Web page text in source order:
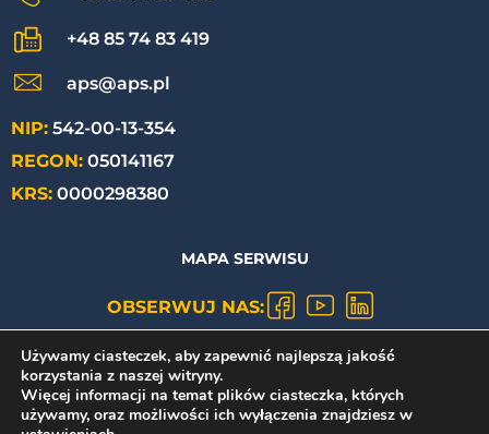
+48 85 74 83 419
aps@aps.pl
NIP: 542-00-13-354
REGON: 050141167
KRS: 0000298380
MAPA SERWISU
OBSERWUJ NAS:
POLITYKA PRYWATNOŚCI
Używamy ciasteczek, aby zapewnić najlepszą jakość
korzystania z naszej witryny.
Więcej informacji na temat plików ciasteczka, których
używamy, oraz możliwości ich wyłączenia znajdziesz w